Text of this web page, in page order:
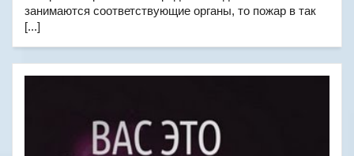
занимаются соответствующие органы, то пожар в так
[...]